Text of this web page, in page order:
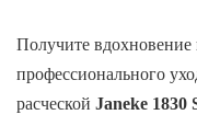
Получите вдохновение
профессионального
расческой Janeke 1830